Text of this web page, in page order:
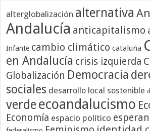
alterglobalización alternativa
Andalucía anticapitalismo
Infante cambio climático cataluña
en Andalucía crisis izquierda
Globalización Democracia
sociales desarrollo local sostenible
verdeecoandalucismo
Economía espacio político